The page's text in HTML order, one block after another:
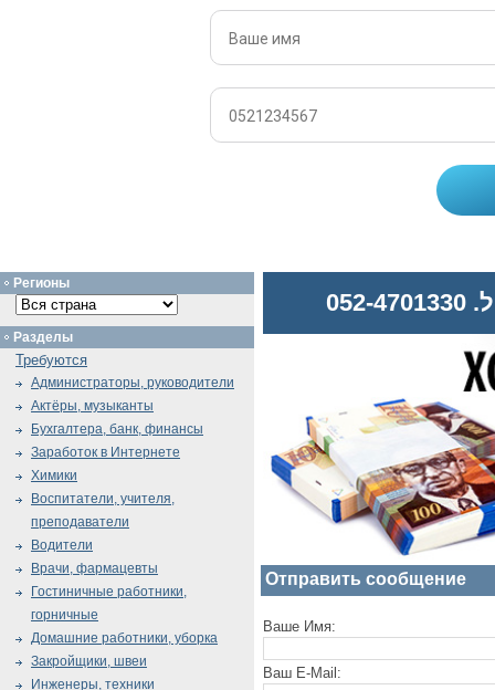
Отправить сообщение
Ваше Имя:
Ваш E-Mail:
Регионы
Разделы
Требуются
Администраторы, руководители
Актёры, музыканты
Бухгалтера, банк, финансы
Заработок в Интернете
Химики
Воспитатели, учителя,
преподаватели
Водители
Врачи, фармацевты
Гостиничные работники,
горничные
Домашние работники, уборка
Закройщики, швеи
Инженеры, техники